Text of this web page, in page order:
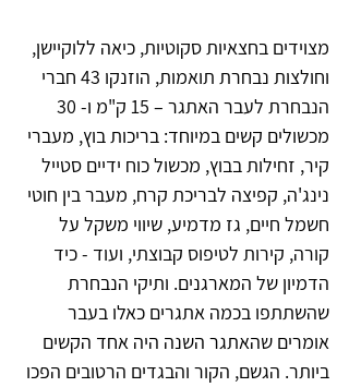
מצוידים בחצאיות סקוטיות, כיאה ללוקיישן,
וחולצות נבחרת תואמות, הוזנקו 43 חברי
מכשולים קשים במיוחד: בריכות בוץ, מעברי
קיר, זחילות בבוץ, מכשול כוח ידיים סטייל
נינג'ה, קפיצה לבריכת קרח, מעבר בין חוטי
חשמל חיים, גז מדמיע, שיווי משקל על
קורה, קירות לטיפוס קבוצתי, ועוד - כיד
הדמיון של המארגנים. ותיקי הנבחרת
שהשתתפו בכמה אתגרים כאלו בעבר
אומרים שהאתגר השנה היה אחד הקשים
ביותר. הגשם, הקור והבגדים הרטובים הפכו